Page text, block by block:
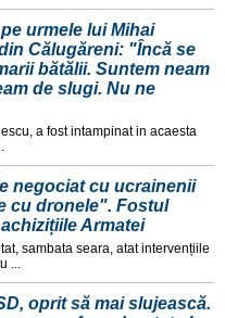
urmele lui Mihai
Călugăreni: "Încă se
bătălii. Suntem neam
de slugi. Nu ne
a fost intampinat in acaesta
negociat cu ucrainenii
cu dronele". Fostul
Armatei
sambata seara, atat intervențiile
...
oprit să mai slujească.